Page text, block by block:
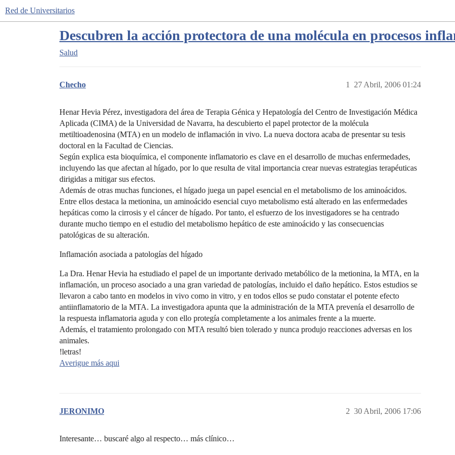
Red de Universitarios
Descubren la acción protectora de una molécula en procesos
Salud
Checho 27 Abril, 2006 01:24
1
Henar Hevia Pérez, investigadora del área de Terapia Génica y Hepatología del Centro de Investigación Médica
Aplicada (CIMA) de la Universidad de Navarra, ha descubierto el papel protector de la molécula
metiltioadenosina (MTA) en un modelo de inflamación in vivo. La nueva doctora acaba de presentar su tesis
doctoral en la Facultad de Ciencias.
Según explica esta bioquímica, el componente inflamatorio es clave en el desarrollo de muchas enfermedades,
incluyendo las que afectan al hígado, por lo que resulta de vital importancia crear nuevas estrategias terapéuticas
dirigidas a mitigar sus efectos.
Además de otras muchas funciones, el hígado juega un papel esencial en el metabolismo de los aminoácidos.
Entre ellos destaca la metionina, un aminoácido esencial cuyo metabolismo está alterado en las enfermedades
hepáticas como la cirrosis y el cáncer de hígado. Por tanto, el esfuerzo de los investigadores se ha centrado
durante mucho tiempo en el estudio del metabolismo hepático de este aminoácido y las consecuencias
patológicas de su alteración.
Inflamación asociada a patologías del hígado
La Dra. Henar Hevia ha estudiado el papel de un importante derivado metabólico de la metionina, la MTA, en la
inflamación, un proceso asociado a una gran variedad de patologías, incluido el daño hepático. Estos estudios se
llevaron a cabo tanto en modelos in vivo como in vitro, y en todos ellos se pudo constatar el potente efecto
antiinflamatorio de la MTA. La investigadora apunta que la administración de la MTA prevenía el desarrollo de
la respuesta inflamatoria aguda y con ello protegía completamente a los animales frente a la muerte.
Además, el tratamiento prolongado con MTA resultó bien tolerado y nunca produjo reacciones adversas en los
animales.
!letras!
Averigue más aqui
JERONIMO 30 Abril, 2006 17:06
2
Interesante… buscaré algo al respecto… más clínico…